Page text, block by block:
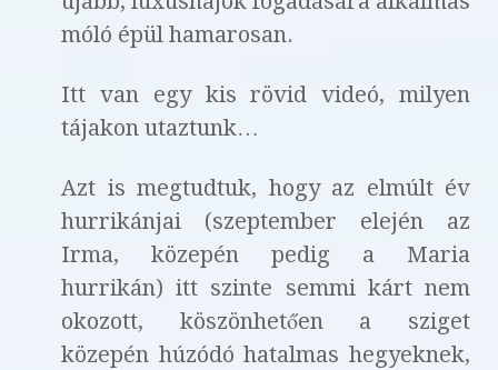
móló épül hamarosan.
Itt van egy kis rövid videó, milyen
tájakon utaztunk…
Azt is megtudtuk, hogy az elmúlt év
hurrikánjai (szeptember elején az
Irma, közepén pedig a Maria
hurrikán) itt szinte semmi kárt nem
okozott, köszönhetően a sziget
közepén húzódó hatalmas hegyeknek,